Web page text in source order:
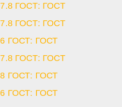
ГОСТ: ГОСТ
ГОСТ: ГОСТ
ГОСТ: ГОСТ
ГОСТ: ГОСТ
ГОСТ: ГОСТ
ГОСТ: ГОСТ